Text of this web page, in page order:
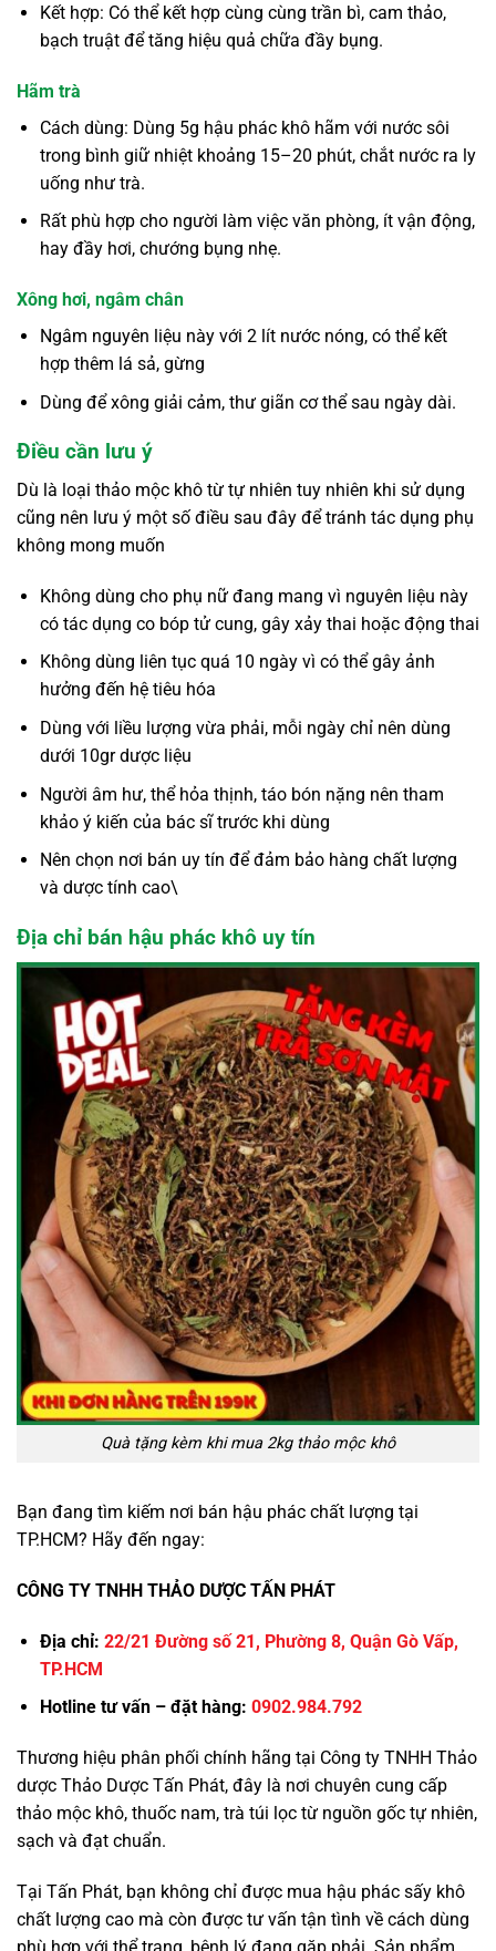
Kết hợp: Có thể kết hợp cùng cùng trần bì, cam thảo,
bạch truật để tăng hiệu quả chữa đầy bụng.
Hãm trà
Cách dùng: Dùng 5g hậu phác khô hãm với nước sôi
trong bình giữ nhiệt khoảng 15–20 phút, chắt nước ra ly
uống như trà.
Rất phù hợp cho người làm việc văn phòng, ít vận động,
hay đầy hơi, chướng bụng nhẹ.
Xông hơi, ngâm chân
Ngâm nguyên liệu này với 2 lít nước nóng, có thể kết
hợp thêm lá sả, gừng
Dùng để xông giải cảm, thư giãn cơ thể sau ngày dài.
Điều cần lưu ý
Dù là loại thảo mộc khô từ tự nhiên tuy nhiên khi sử dụng
cũng nên lưu ý một số điều sau đây để tránh tác dụng phụ
không mong muốn
Không dùng cho phụ nữ đang mang vì nguyên liệu này
có tác dụng co bóp tử cung, gây xảy thai hoặc động thai
Không dùng liên tục quá 10 ngày vì có thể gây ảnh
hưởng đến hệ tiêu hóa
Dùng với liều lượng vừa phải, mỗi ngày chỉ nên dùng
dưới 10gr dược liệu
Người âm hư, thể hỏa thịnh, táo bón nặng nên tham
khảo ý kiến của bác sĩ trước khi dùng
Nên chọn nơi bán uy tín để đảm bảo hàng chất lượng
và dược tính cao\
Địa chỉ bán hậu phác khô uy tín
Quà tặng kèm khi mua 2kg thảo mộc khô
Bạn đang tìm kiếm nơi bán hậu phác chất lượng tại
TP.HCM? Hãy đến ngay:
CÔNG TY TNHH THẢO DƯỢC TẤN PHÁT
Địa chỉ: 22/21 Đường số 21, Phường 8, Quận Gò Vấp,
TP.HCM
Hotline tư vấn – đặt hàng: 0902.984.792
Thương hiệu phân phối chính hãng tại Công ty TNHH Thảo
dược Thảo Dược Tấn Phát, đây là nơi chuyên cung cấp
thảo mộc khô, thuốc nam, trà túi lọc từ nguồn gốc tự nhiên,
sạch và đạt chuẩn.
Tại Tấn Phát, bạn không chỉ được mua hậu phác sấy khô
chất lượng cao mà còn được tư vấn tận tình về cách dùng